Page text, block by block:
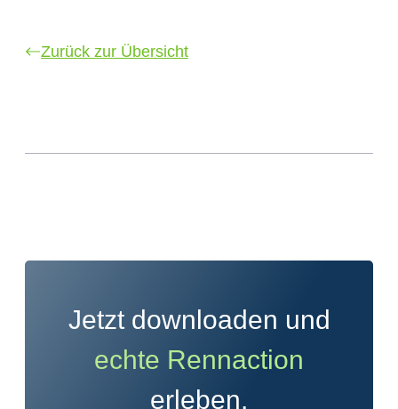
Zurück zur Übersicht
Jetzt downloaden und
echte Rennaction
erleben.